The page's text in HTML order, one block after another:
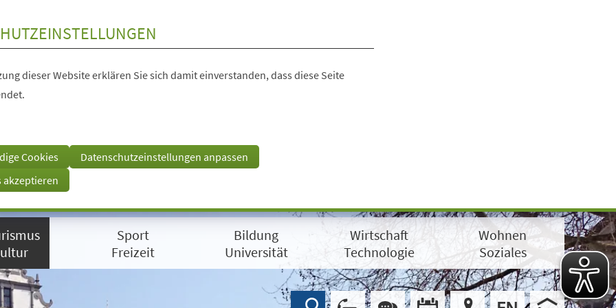
dieser Website erklären Sie sich damit einverstanden, dass diese Seite
Cookies
Datenschutzeinstellungen anpassen
akzeptieren
Sport
Freizeit
Bildung
Universität
Wirtschaft
Technologie
Wohnen
Soziales